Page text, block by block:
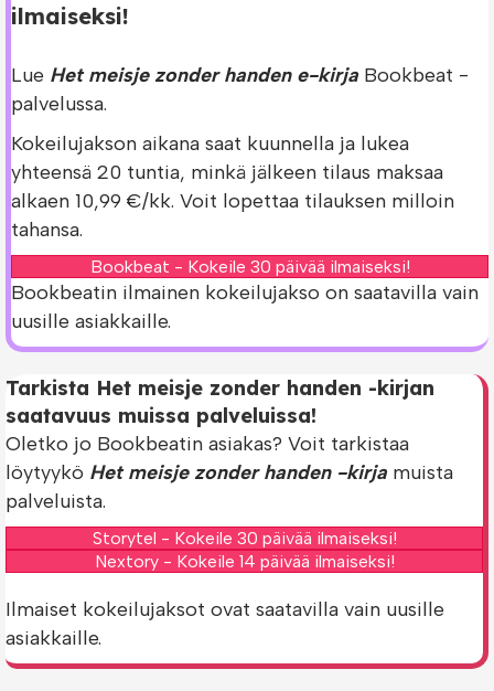
ilmaiseksi!
Lue Het meisje zonder handen e-kirja Bookbeat -
palvelussa.
Kokeilujakson aikana saat kuunnella ja lukea
yhteensä 20 tuntia, minkä jälkeen tilaus maksaa
alkaen 10,99 €/kk. Voit lopettaa tilauksen milloin
tahansa.
Bookbeat - Kokeile 30 päivää ilmaiseksi!
Bookbeatin ilmainen kokeilujakso on saatavilla vain
uusille asiakkaille.
Tarkista Het meisje zonder handen -kirjan
saatavuus muissa palveluissa!
Oletko jo Bookbeatin asiakas? Voit tarkistaa
löytyykö Het meisje zonder handen -kirja muista
palveluista.
Storytel - Kokeile 30 päivää ilmaiseksi!
Nextory - Kokeile 14 päivää ilmaiseksi!
Ilmaiset kokeilujaksot ovat saatavilla vain uusille
asiakkaille.